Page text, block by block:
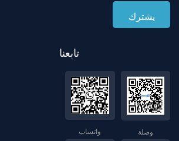
تابعنا
واتساب وصلة